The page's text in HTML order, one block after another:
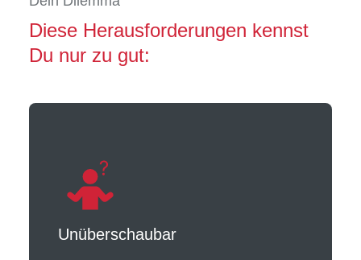
Diese Herausforderungen kennst
Du nur zu gut:
Unüberschaubar